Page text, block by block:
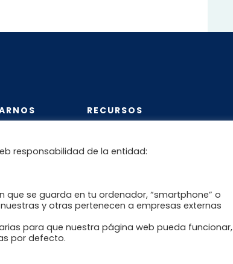
RECURSOS
Blog Reumahealth
responsabilidad de la entidad:
se guarda en tu ordenador, “smartphone” o
y otras pertenecen a empresas externas
para que nuestra página web pueda funcionar,
por defecto.